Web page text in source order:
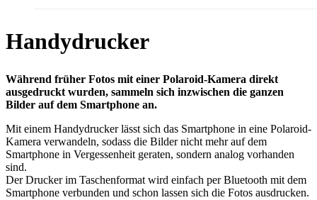
Handydrucker
Während früher Fotos mit einer Polaroid-Kamera direkt
ausgedruckt wurden, sammeln sich inzwischen die ganzen
Bilder auf dem Smartphone an.
Mit einem Handydrucker lässt sich das Smartphone in eine Polaroid-
Kamera verwandeln, sodass die Bilder nicht mehr auf dem
Smartphone in Vergessenheit geraten, sondern analog vorhanden
sind.
Der Drucker im Taschenformat wird einfach per Bluetooth mit dem
Smartphone verbunden und schon lassen sich die Fotos ausdrucken.